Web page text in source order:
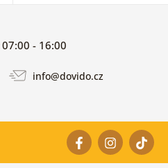
- 16:00
info@dovido.cz